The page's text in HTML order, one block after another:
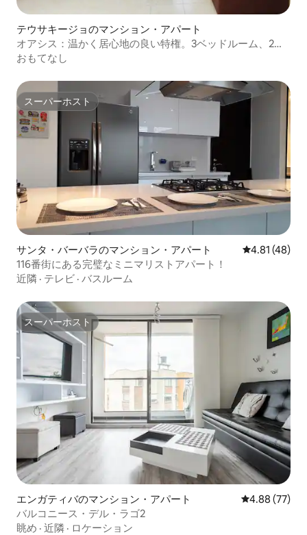
テウサキージョのマンション・アパート
オアシス：温かく居心地の良い特権。3ベッドルーム、2バ
スルーム
おもてなし
スーパーホスト
スーパーホスト
サンタ・バーバラのマンション・アパート レビュー48
4.81 (48)
116番街にある完璧なミニマリストアパート！
近隣 · テレビ · バスルーム
スーパーホスト
スーパーホスト
エンガティバのマンション・アパート レビュー77
4.88 (77)
バルコニース・デル・ラゴ2
眺め · 近隣 · ロケーション